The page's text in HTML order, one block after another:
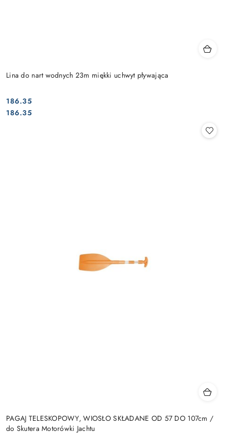
Lina do nart wodnych 23m miękki uchwyt pływająca
Cena:
186.35
Cena:
186.35
PAGAJ TELESKOPOWY, WIOSŁO SKŁADANE OD 57 DO 107cm /
do Skutera Motorówki Jachtu